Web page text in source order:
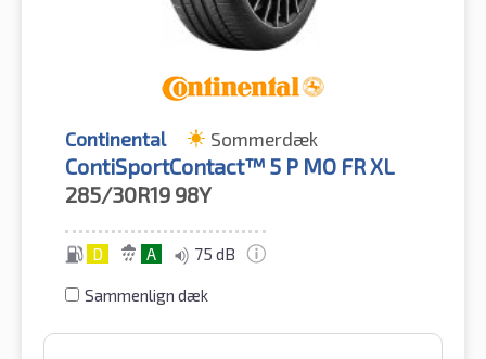
Continental Sommerdæk
ContiSportContact™ 5 P MO FR XL
285/30R19 98Y
D A 75 dB
Sammenlign dæk